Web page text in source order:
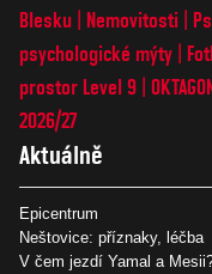
Blesku
Nemovitosti
psychologické mýty
prostor Level 9
2026/27
Aktuálně
Epicentrum
Neštovice: příznaky, léčba
V čem jezdí Yamal a